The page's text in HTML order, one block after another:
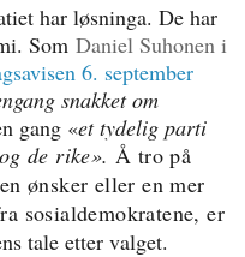
har løsninga. De har
Som Daniel Suhonen i
6. september
snakket om
gang «et tydelig parti
de rike». Å tro på
ønsker eller en mer
sosialdemokratene, er
tale etter valget.